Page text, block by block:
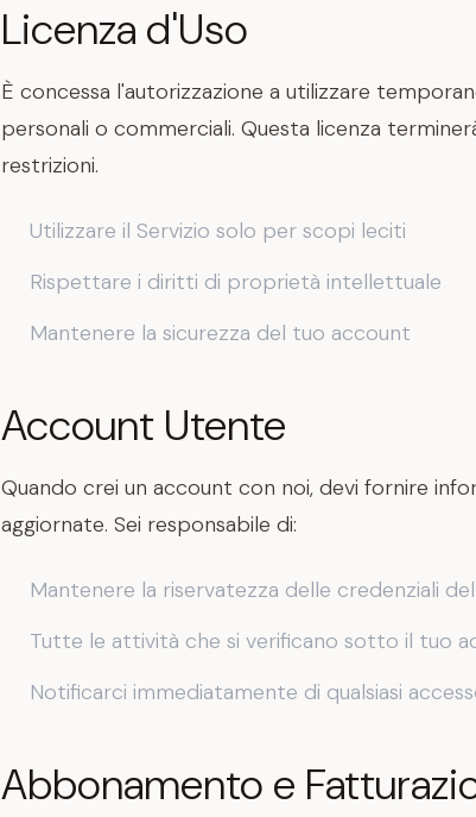
Licenza d'Uso
È concessa l'autorizzazione a utilizzare
personali o commerciali. Questa licenza
restrizioni.
Utilizzare il Servizio solo per scopi leciti
Rispettare i diritti di proprietà intellettuale
Mantenere la sicurezza del tuo account
Account Utente
Quando crei un account con noi, devi fornire
aggiornate. Sei responsabile di:
Mantenere la riservatezza delle credenziali
Tutte le attività che si verificano sotto il tuo
Notificarci immediatamente di qualsiasi
Abbonamento e